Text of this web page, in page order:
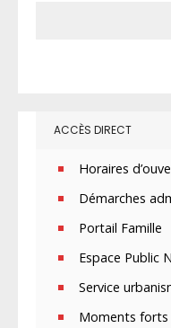
ACCÈS DIRECT
Horaires
Démarches
Portail Famille
Espace Public
Service
Moments forts